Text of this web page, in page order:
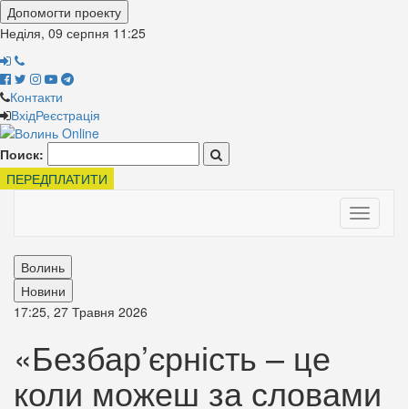
Допомогти проекту
Неділя, 09 серпня 11:25
Контакти
ВхідРеєстрація
Поиск:
ПЕРЕДПЛАТИТИ
Toggle
Волинь
Новини
17:25, 27 Травня 2026
«Безбар’єрність – це
коли можеш за словами